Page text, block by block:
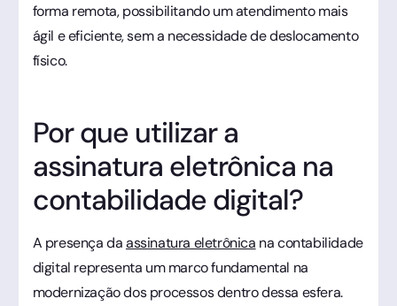
forma remota, possibilitando um atendimento mais
ágil e eficiente, sem a necessidade de deslocamento
físico.
Por que utilizar a
assinatura eletrônica na
contabilidade digital?
A presença daassinatura eletrônica na contabilidade
digital representa um marco fundamental na
modernização dos processos dentro dessa esfera.